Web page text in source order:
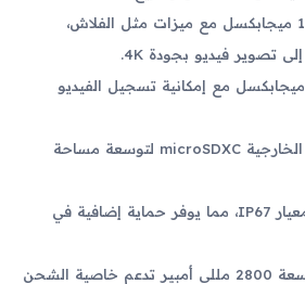
كاميرا رئيسية بدقة 16 ميجابكسل مع ميزات مثل الفلاش،
كاميرا أمامية بدقة 2 ميجابكسل مع إمكانية تسجيل الفيديو
يدعم بطاقات الذاكرة الخارجية microSDXC لتوسعة مساحة
مقاوم للماء والغبار بمعيار IP67، مما يوفر حماية إضافية في
بطارية قابلة للإزالة بسعة 2800 مللي أمبير تدعم خاصية الشحن